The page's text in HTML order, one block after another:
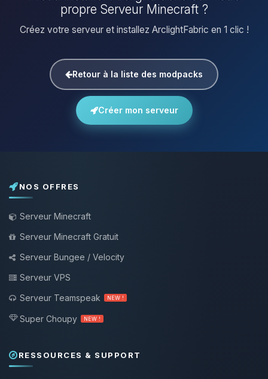
propre Serveur Minecraft ?
Créez votre serveur et installez ArclightFabric en 1 clic !
Retour à la liste des modpacks
Créer mon serveur
NOS OFFRES
Serveur Minecraft
Serveur Minecraft Gratuit
Serveur Bungee / Velocity
Serveur VPS
Serveur Teamspeak
NEW !
Super Choupy NEW !
RESSOURCES & SUPPORT